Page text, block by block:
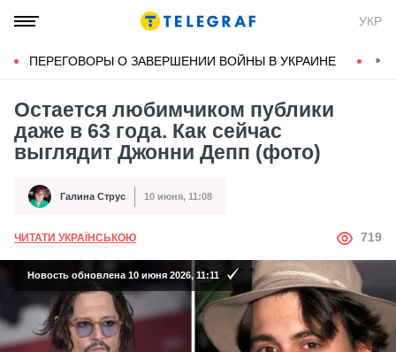
УКР
ПЕРЕГОВОРЫ О ЗАВЕРШЕНИИ ВОЙНЫ В УКРАИНЕ
Остается любимчиком публики
даже в 63 года. Как сейчас
выглядит Джонни Депп (фото)
Автор Галина Струс
Дата публикации 10 июня, 11:08
ЧИТАТИ УКРАЇНСЬКОЮ АВТОР
719
Новость обновлена 10 июня 2026, 11:11